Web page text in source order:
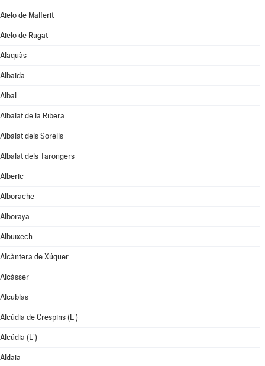
Aielo de Malferit
Aielo de Rugat
Alaquàs
Albaida
Albal
Albalat de la Ribera
Albalat dels Sorells
Albalat dels Tarongers
Alberic
Alborache
Alboraya
Albuixech
Alcàntera de Xúquer
Alcàsser
Alcublas
Alcúdia de Crespins (L')
Alcúdia (L')
Aldaia